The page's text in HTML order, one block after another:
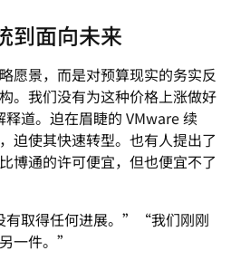
到面向未来
愿景，而是对预算现实的务实反
。我们没有为这种价格上涨做好
道。迫在眉睫的 VMware 续
迫使其快速转型。也有人提出了
博通的许可便宜，但也便宜不了
取得任何进展。”“我们刚刚
一件。”